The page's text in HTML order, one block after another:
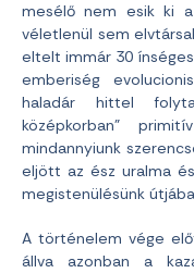
mesélő nem esik ki
véletlenül sem
eltelt immár 30
emberiség
haladár hittel
középkorban”
mindannyiunk
eljött az ész uralma
megistenülésünk
A történelem vége
állva azonban a